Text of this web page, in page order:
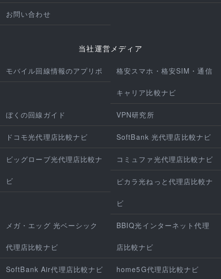
お問い合わせ
当社運営メディア
モバイル回線情報のアプリポ 格安スマホ・格安SIM・通信
キャリア比較ナビ
ぼくの回線ガイド VPN研究所
ドコモ光代理店比較ナビ SoftBank 光代理店比較ナビ
ビッグローブ光代理店比較ナ
ビ
コミュファ光代理店比較ナビ
ピカラ光ねっと代理店比較ナ
ビ
メガ・エッグ 光ベーシック
代理店比較ナビ
BBIQ光インターネット代理
店比較ナビ
SoftBank Air代理店比較ナビ home5G代理店比較ナビ